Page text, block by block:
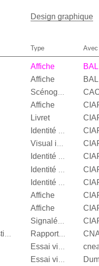
Design graphique
Type Avec
Affiche
Affiche
Affiche
Livret
Identité visuelle
Visual identity
Identité visuelle
Affiche
Affiche
Centre National des arts plastiques Rapport d’activité
Essai visuel
Essai visuel